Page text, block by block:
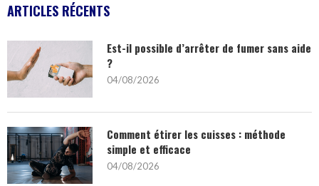
ARTICLES RÉCENTS
Est-il possible d’arrêter de fumer sans aide
?
04/08/2026
Comment étirer les cuisses : méthode
simple et efficace
04/08/2026